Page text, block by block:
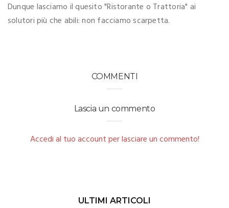
Dunque lasciamo il quesito "Ristorante o Trattoria" ai
solutori più che abili: non facciamo scarpetta.
COMMENTI
Lascia un commento
Accedi al tuo account per lasciare un commento!
ULTIMI ARTICOLI